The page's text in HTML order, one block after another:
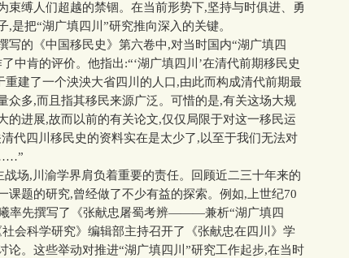
束缚人们超越的禁锢。在当前形势下,坚持与时俱进、勇
是把“湖广填四川”研究推向深入的关键。
的《中国移民史》第六卷中,对当时国内“湖广填四
中肯的评价。他指出:“‘湖广填四川’在清代前期移民史
建了一个泱泱大省四川的人口,由此而构成清代前期最
众多,而且指其移民来源广泛。可惜的是,有关这场大规
的进展,故而以前的有关论文,仅仅局限于对这一移民运
代四川移民史的资料实在是太少了,以至于我们无法对
场,川渝学界肩负着重要的责任。回顾近二三十年来的
课题的研究,曾经做了不少有益的探索。例如,上世纪70
率先撰写了《张献忠屠蜀考辨———兼析“湖广填四
会科学研究》编辑部主持召开了《张献忠在四川》学
论。这些举动对推进“湖广填四川”研究工作起步,在当时